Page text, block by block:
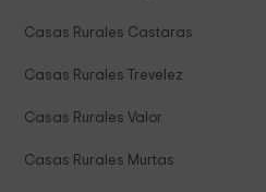
Casas Rurales Castaras
Casas Rurales Trevelez
Casas Rurales Valor
Casas Rurales Murtas